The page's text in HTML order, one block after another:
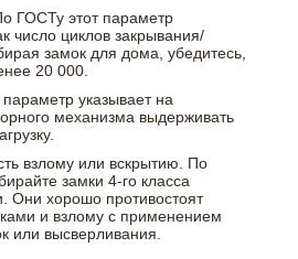
ГОСТу этот параметр
число циклов закрывания/
замок для дома, убедитесь,
20 000.
указывает на
механизма выдерживать
взлому или вскрытию. По
замки 4-го класса
Они хорошо противостоят
и взлому с применением
или высверливания.